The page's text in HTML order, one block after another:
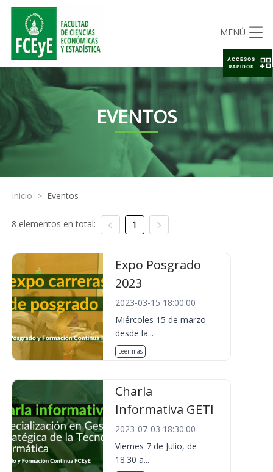
MENÚ
EVENTOS
Inicio > Eventos
8 elementos en total: 1
Expo Posgrado
2023
2023-03-15 18:00:00
Miércoles 15 de marzo
desde la...
Leer más
Charla
Informativa GETI
2023-07-03 18:30:00
Viernes 7 de Julio, de
18.30 a...
ACCESOS
RAPIDOS